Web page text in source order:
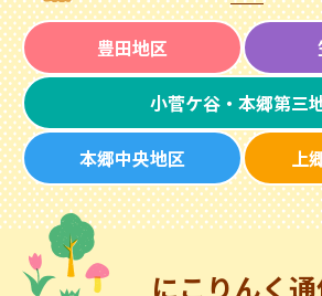
豊田地区
小菅ケ谷・本郷第三
本郷中央地区 上
にこりんく